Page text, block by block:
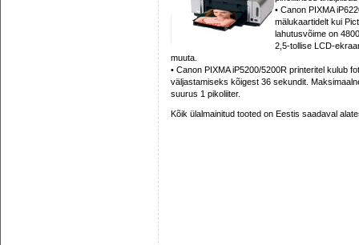
• Canon PIXMA
mälukaartidelt kui
lahutusvõime on
2,5-tollise LCD-
muuta.
• Canon PIXMA iP5200/5200R printeritel kulub
väljastamiseks kõigest 36 sekundit.
suurus 1 pikoliiter.
Kõik ülalmainitud tooted on Eestis saadaval